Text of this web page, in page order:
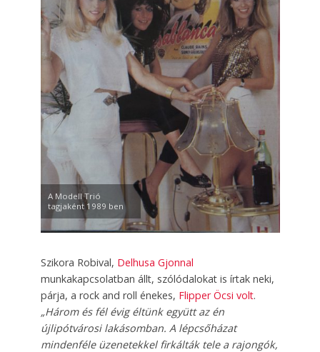
A Modell Trió
tagjaként 1989 ben
Szikora Robival, Delhusa Gjonnal
munkakapcsolatban állt, szólódalokat is írtak neki,
párja, a rock and roll énekes, Flipper Öcsi volt.
„Három és fél évig éltünk együtt az én
újlipótvárosi lakásomban. A lépcsőházat
mindenféle üzenetekkel firkálták tele a rajongók,